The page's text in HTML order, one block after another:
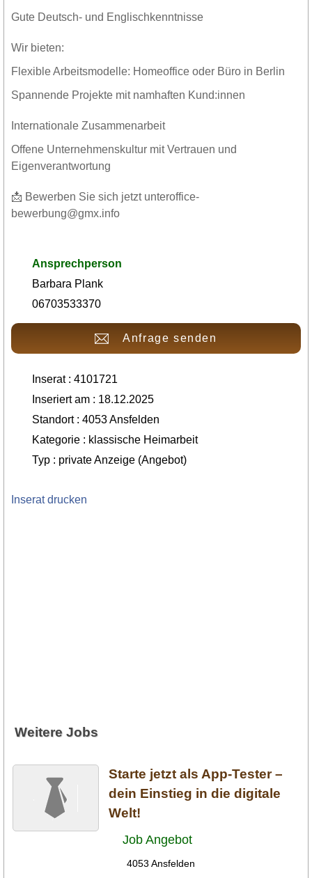
Gute Deutsch- und Englischkenntnisse
Wir bieten:
Flexible Arbeitsmodelle: Homeoffice oder Büro in Berlin
Spannende Projekte mit namhaften Kund:innen
Internationale Zusammenarbeit
Offene Unternehmenskultur mit Vertrauen und
Eigenverantwortung
📩 Bewerben Sie sich jetzt unteroffice-
bewerbung@gmx.info
Ansprechperson
Barbara Plank
06703533370
Anfrage senden
Inserat : 4101721
Inseriert am : 18.12.2025
Standort : 4053 Ansfelden
Kategorie : klassische Heimarbeit
Typ : private Anzeige (Angebot)
Inserat drucken
Weitere Jobs
Starte jetzt als App-Tester –
dein Einstieg in die digitale
Welt!
Job Angebot
4053 Ansfelden